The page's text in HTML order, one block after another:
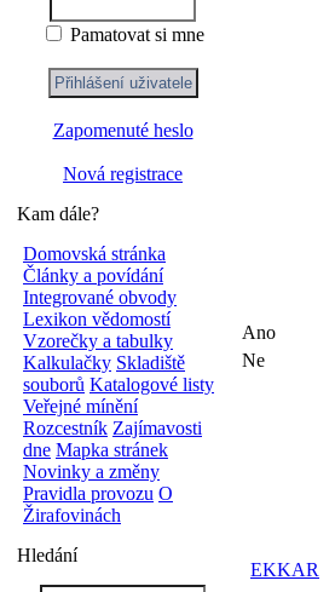
Pamatovat si mne
Zapomenuté heslo
Nová registrace
Kam dále?
Domovská stránka
Články a povídání
Integrované obvody
Lexikon vědomostí
Vzorečky a tabulky
Kalkulačky Skladiště
souborů Katalogové listy
Veřejné mínění
Rozcestník Zajímavosti
dne Mapka stránek
Novinky a změny
Pravidla provozu O
Žirafovinách
Hledání
Ano
Ne
EKKAR